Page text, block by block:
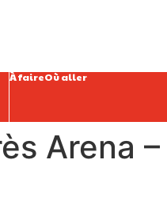
À faireOù aller
Arena